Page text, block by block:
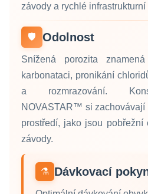
závody a rychlé infrastrukturní
🛡️ Odolnost
Snížená porozita
karbonataci, pronikání
a rozmrazování.
NOVASTAR™ si zachovávají
prostředí, jako jsou pobřežní
závody.
⚗️ Dávkovací